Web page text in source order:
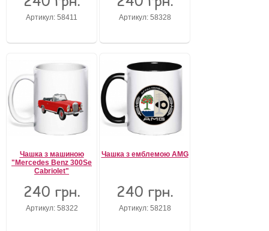
Артикул: 58411 Артикул: 58328
Чашка з машиною
"Mercedes Benz 300Se
Cabriolet"
240 грн.
Артикул: 58322
Чашка з емблемою AMG
240 грн.
Артикул: 58218